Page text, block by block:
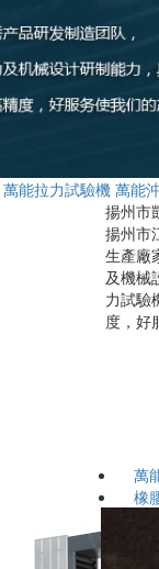
萬能拉力試驗機 萬能
揚州市
揚州市
生產廠
及機械
力試驗
度，好
萬
橡